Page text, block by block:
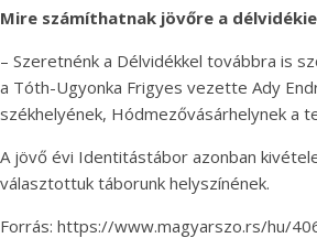
Mire számíthatnak jövőre a
– Szeretnénk a Délvidékkel továbbra is
a Tóth-Ugyonka Frigyes vezette Ady
székhelyének, Hódmezővásárhelynek a
A jövő évi Identitástábor azonban
választottuk táborunk helyszínének.
Forrás: https://www.magyarszo.rs/hu/